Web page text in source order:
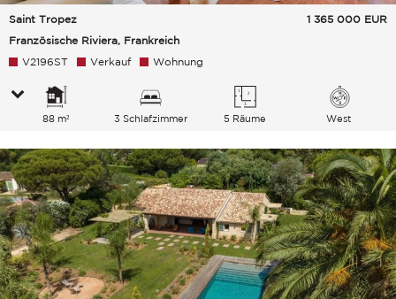
Saint Tropez
Französische Riviera, Frankreich
1 365 000 EUR
V2196ST Verkauf Wohnung
88 m² 3 Schlafzimmer 5 Räume West